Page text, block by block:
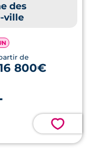
des
ville
de
800€
💗